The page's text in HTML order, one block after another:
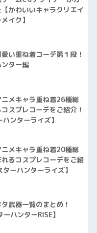
かわいいキャラクリエイ
イク】
い重ね着コーデ第１段！
ター編
ニメキャラ重ね着26種総
スプレコーデをご紹介！
ンターライズ】
ニメキャラ重ね着20種総
るコスプレコーデをご紹
ーハンターライズ】
武器一覧のまとめ！
ハンターRISE】